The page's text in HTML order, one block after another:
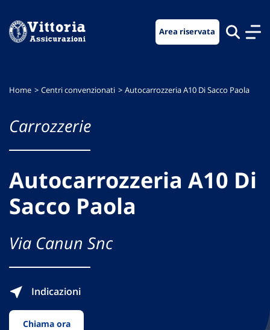
menu
contenuto
footer
Area riservata
Home Centri convenzionati Autocarrozzeria A10 Di Sacco Paola
Carrozzerie
Autocarrozzeria A10 Di
Sacco Paola
Via Canun Snc
Indicazioni
Chiama ora